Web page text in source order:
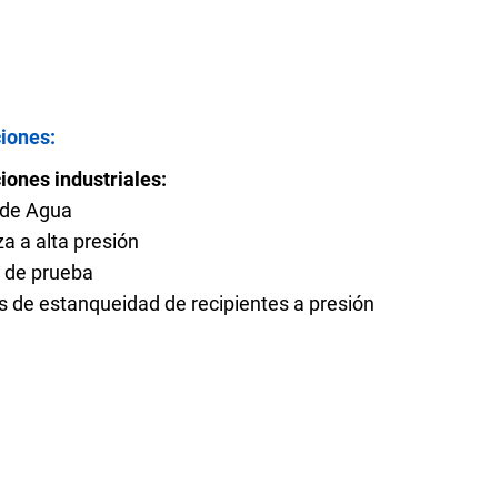
del producto
industriales:
Agua
a alta presión
prueba
de estanqueidad de recipientes a presión